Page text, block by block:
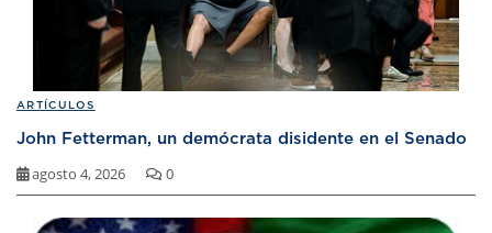
ARTÍCULOS
John Fetterman, un demócrata disidente en el Senado
agosto 4, 2026 0